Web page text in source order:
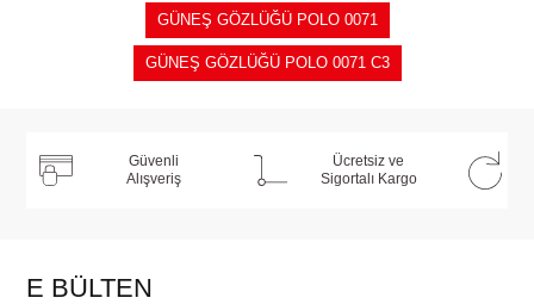
GÜNEŞ GÖZLÜĞÜ POLO 0071
GÜNEŞ GÖZLÜĞÜ POLO 0071 C3
Güvenli
Alışveriş
Ücretsiz ve
Sigortalı Kargo
E BÜLTEN